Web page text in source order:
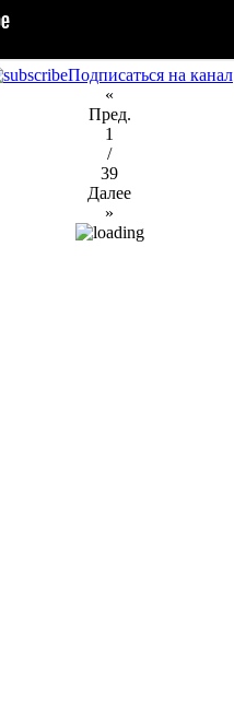
Подписаться на канал
«
Пред.
1
/
39
Далее
»